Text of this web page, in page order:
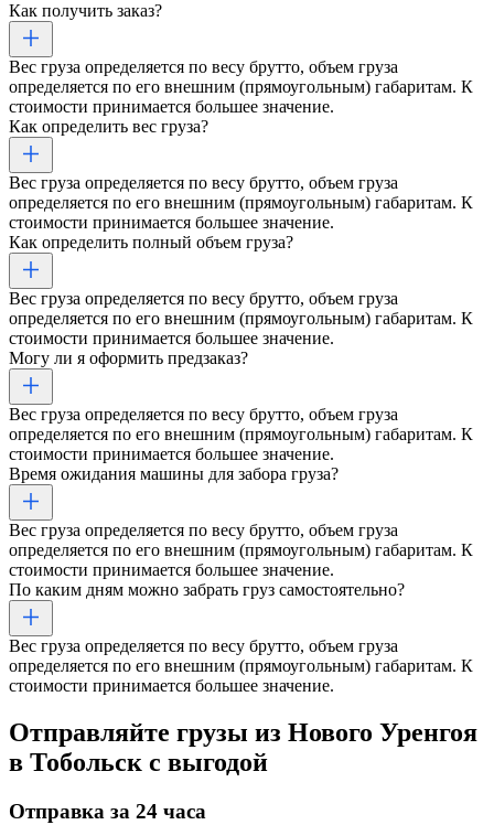
Как получить заказ?
Вес груза определяется по весу брутто, объем груза
определяется по его внешним (прямоугольным) габаритам. К
стоимости принимается большее значение.
Как определить вес груза?
Вес груза определяется по весу брутто, объем груза
определяется по его внешним (прямоугольным) габаритам. К
стоимости принимается большее значение.
Как определить полный объем груза?
Вес груза определяется по весу брутто, объем груза
определяется по его внешним (прямоугольным) габаритам. К
стоимости принимается большее значение.
Могу ли я оформить предзаказ?
Вес груза определяется по весу брутто, объем груза
определяется по его внешним (прямоугольным) габаритам. К
стоимости принимается большее значение.
Время ожидания машины для забора груза?
Вес груза определяется по весу брутто, объем груза
определяется по его внешним (прямоугольным) габаритам. К
стоимости принимается большее значение.
По каким дням можно забрать груз самостоятельно?
Вес груза определяется по весу брутто, объем груза
определяется по его внешним (прямоугольным) габаритам. К
стоимости принимается большее значение.
Отправляйте грузы из Нового Уренгоя
в Тобольск с выгодой
Отправка за 24 часа